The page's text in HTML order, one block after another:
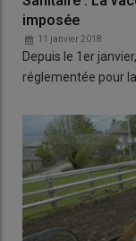
imposée
11 janvier 2018
Depuis le 1er
réglementée pour